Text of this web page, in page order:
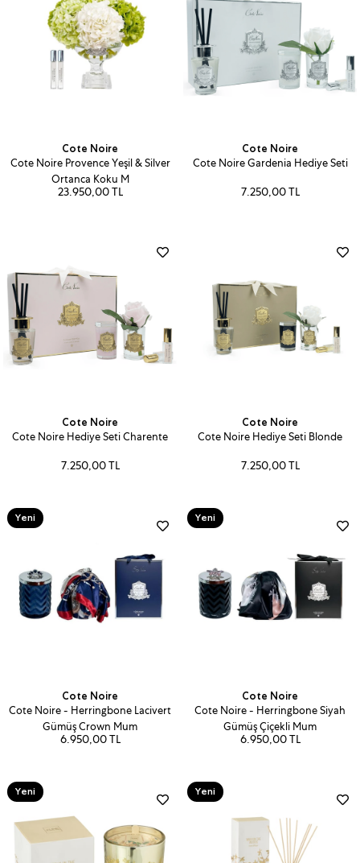
Cote Noire
Cote Noire Provence Yeşil & Silver
Ortanca Koku M
23.950,00 TL
Cote Noire
Cote Noire Gardenia Hediye Seti
7.250,00 TL
Cote Noire
Cote Noire Hediye Seti Charente
7.250,00 TL
Cote Noire
Cote Noire Hediye Seti Blonde
7.250,00 TL
Cote Noire
Cote Noire - Herringbone Lacivert
Gümüş Crown Mum
6.950,00 TL
Yeni
Cote Noire
Cote Noire - Herringbone Siyah
Gümüş Çiçekli Mum
6.950,00 TL
Yeni
Yeni
Yeni